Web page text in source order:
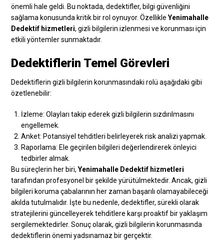
önemli hale geldi. Bu noktada, dedektifler, bilgi güvenliğini
sağlama konusunda kritik bir rol oynuyor. ÖzellikleYenimahalle
Dedektif hizmetleri, gizli bilgilerin izlenmesi ve korunması için
etkili yöntemler sunmaktadır.
Dedektiflerin Temel Görevleri
Dedektiflerin gizli bilgilerin korunmasındaki rolü aşağıdaki gibi
özetlenebilir:
İzleme: Olayları takip ederek gizli bilgilerin sızdırılmasını
engellemek.
Anket: Potansiyel tehditleri belirleyerek risk analizi yapmak.
Raporlama: Ele geçirilen bilgileri değerlendirerek önleyici
tedbirler almak.
Bu süreçlerin her biri,Yenimahalle Dedektif hizmetleri
tarafından profesyonel bir şekilde yürütülmektedir. Ancak, gizli
bilgileri koruma çabalarının her zaman başarılı olamayabileceği
akılda tutulmalıdır. İşte bu nedenle, dedektifler, sürekli olarak
stratejilerini güncelleyerek tehditlere karşı proaktif bir yaklaşım
sergilemektedirler. Sonuç olarak, gizli bilgilerin korunmasında
dedektiflerin önemi yadsınamaz bir gerçektir.